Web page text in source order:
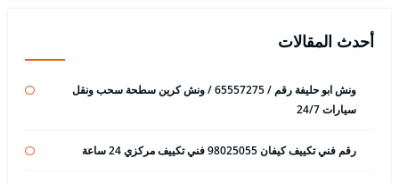
أحدث المقالات
ونش ابو حليفة رقم / 65557275 / ونش كرين سطحة سحب ونقل
سيارات 24/7
رقم فني تكييف كيفان 98025055 فني تكييف مركزي 24 ساعة